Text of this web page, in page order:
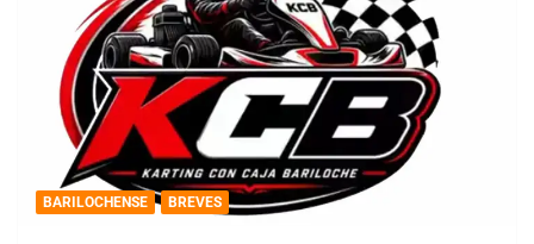
BARILOCHENSE BREVES